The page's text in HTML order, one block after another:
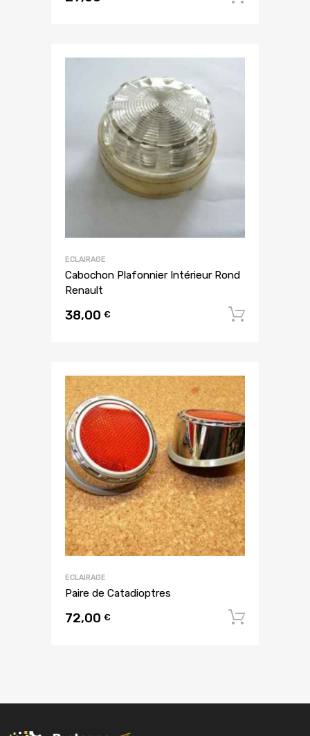
ECLAIRAGE
Cabochon Plafonnier Intérieur Rond
Renault
38,00 €
ECLAIRAGE
Paire de Catadioptres
72,00 €